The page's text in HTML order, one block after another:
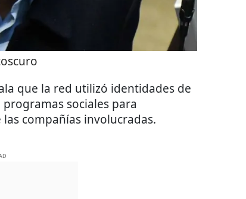
que la red utilizó identidades de
sociales para
compañías involucradas.